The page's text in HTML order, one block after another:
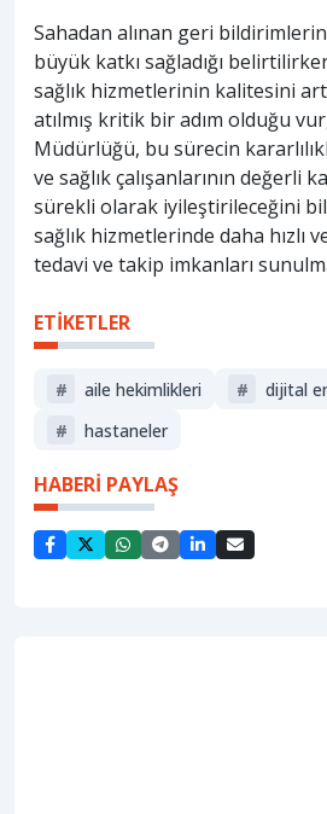
Sahadan alınan geri
büyük katkı sağladığı
sağlık hizmetlerinin kalitesini
atılmış kritik bir adım olduğu
Müdürlüğü, bu sürecin
ve sağlık çalışanlarının değerli
sürekli olarak iyileştirileceğini
sağlık hizmetlerinde daha hızlı
tedavi ve takip imkanları
ETİKETLER
# aile hekimlikleri #
dijital
#
hastaneler
HABERİ PAYLAŞ